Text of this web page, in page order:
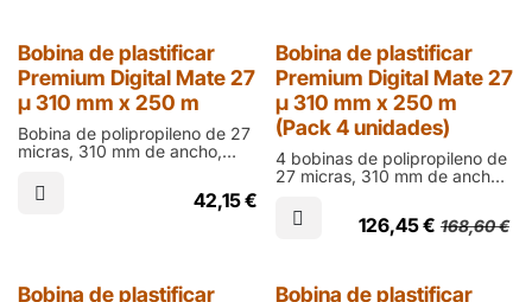
Bobina de plastificar
Premium Digital Mate 27
µ 310 mm x 250 m
Bobina de polipropileno de 27
micras, 310 mm de ancho,
mm en acabado mate para
laminar documentos impresos
42,15€
25% Dto.
Bobina de plastificar
Premium Digital Mate 27
µ 310 mm x 250 m
(Pack 4 unidades)
4 bobinas de polipropileno de
27 micras, 310 mm de ancho,
mm en acabado mate para
laminar documentos impresos
126,45€ 168,60€
Bobina de plastificar
Bobina de plastificar